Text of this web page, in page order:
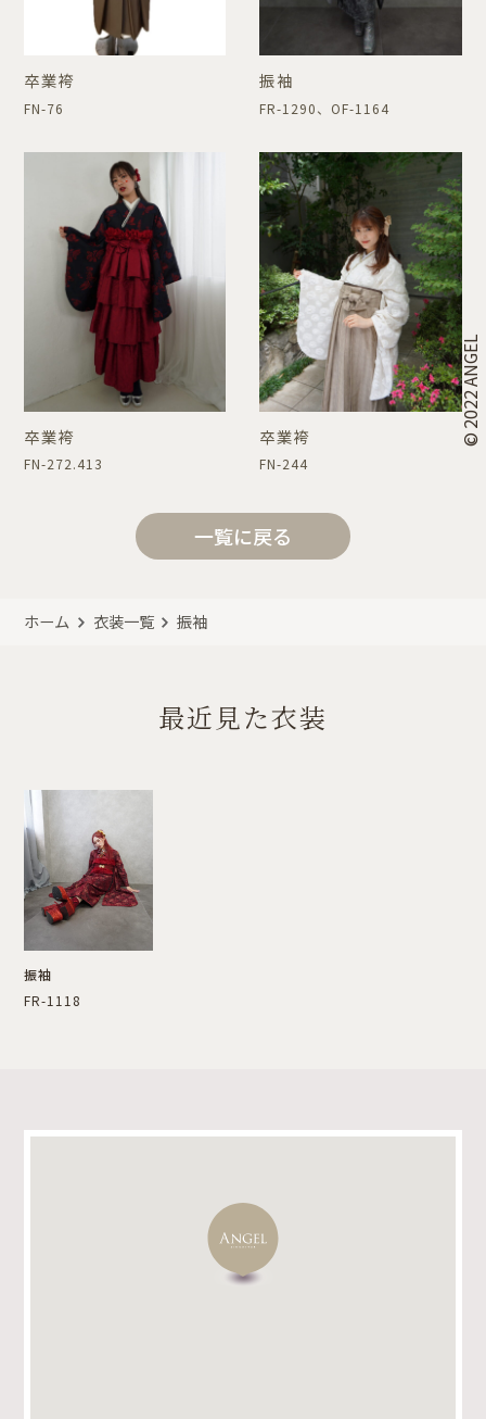
卒業袴
FN-76
振袖
FR-1290、OF-1164
卒業袴
FN-272.413
卒業袴
FN-244
一覧に戻る
ホーム 衣装一覧 振袖
最近見た衣装
振袖
FR-1118
© 2022 ANGEL